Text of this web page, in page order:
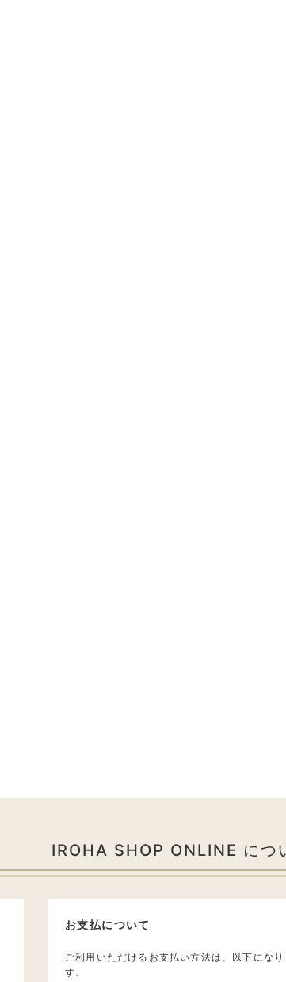
IROHA SHOP ONLINE につ
お支払について
ご利用いただけるお支払い方法は、以下になり
す。